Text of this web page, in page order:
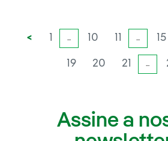
< 1 ... 10 11 ... 15
19 20 21 ...
Assine a